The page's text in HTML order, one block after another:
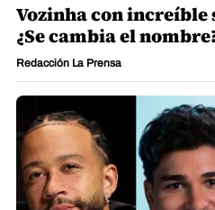
Vozinha con
¿Se cambia el
Redacción La Prensa